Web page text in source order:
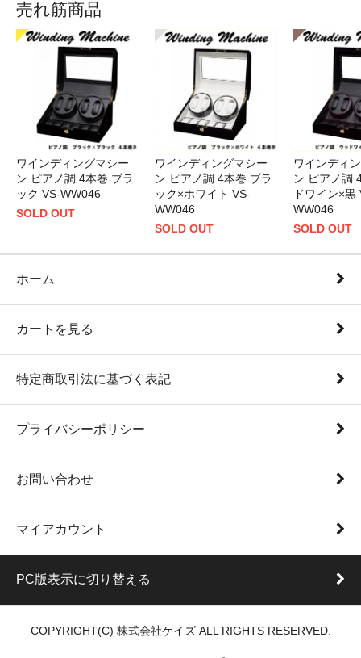
売れ筋商品
ワインディングマシー
ン ピアノ調 4本巻 ブラ
ック VS-WW046
SOLD OUT
ワインディングマシー
ン ピアノ調 4本巻 ブラ
ック×ホワイト VS-
WW046
SOLD OUT
ワインディ
ン ピアノ調
ドワイン×黒
WW046
SOLD OUT
ホーム
カートを見る
特定商取引法に基づく表記
プライバシーポリシー
お問い合わせ
マイアカウント
PC版表示に切り替える
COPYRIGHT(C) 株式会社ケイズ ALL RIGHTS RESERVED.